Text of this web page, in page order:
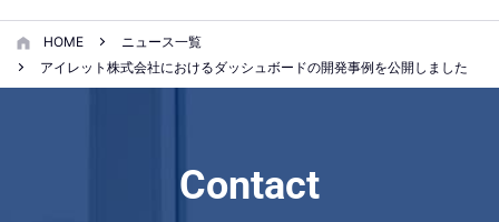
HOME
ニュース一覧
アイレット株式会社におけるダッシュボードの開発事例を公開しました
Contact